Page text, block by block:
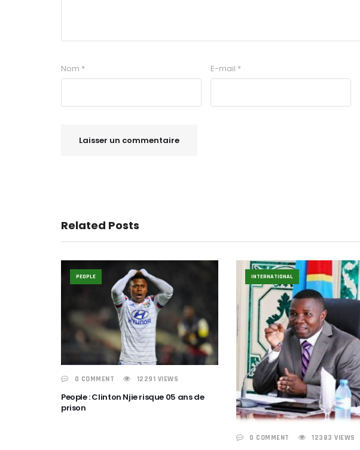
Nom * E-mail *
Related Posts
PEOPLE
0 COMMENT 12291 VIEWS
People : Clinton Njie risque 05 ans de
prison
INTERNATIONAL
0 COMMENT 12383 VIEWS